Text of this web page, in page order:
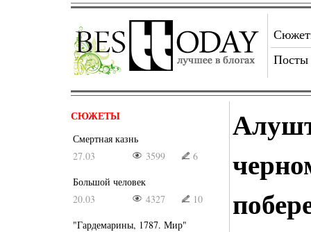
Посты
СЮЖЕТЫ
Смертная казнь
27.03
3599
6
Большой человек
20.03
4327
10
"Гардемарины, 1787. Мир"